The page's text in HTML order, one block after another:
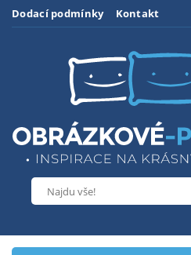
Dodací podmínky Kontakt